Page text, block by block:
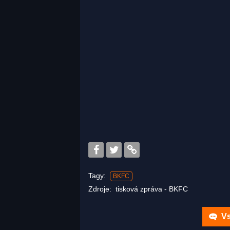
Tagy: BKFC
Zdroje: tisková zpráva - BKFC